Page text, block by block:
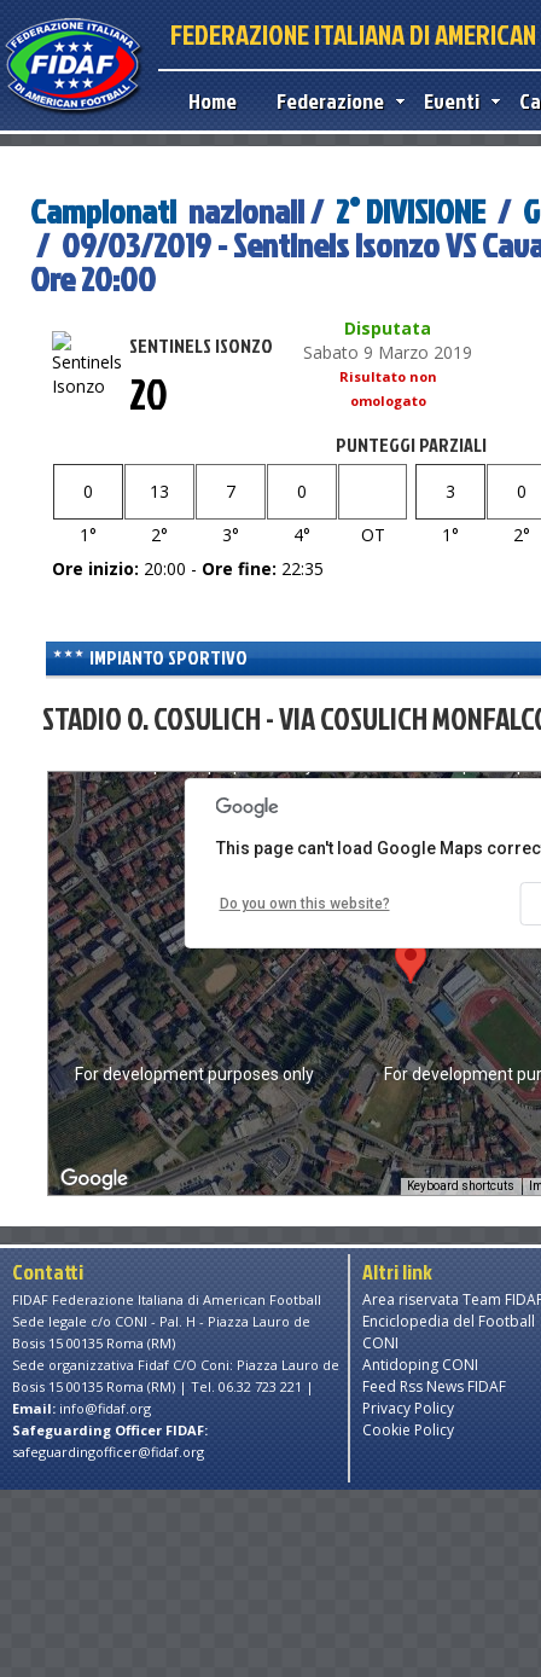
FEDERAZIONE ITALIANA DI
Home Federazione Eventi
Campionati nazionali / 2° DIVISIONE/
/ 09/03/2019 - Sentinels Isonzo VS
Ore 20:00
SENTINELS ISONZO
Disputata
Sabato 9 Marzo 2019
Risultato non
omologato
20
PUNTEGGI PARZIALI
0 13 7
0
1°
2° 3° 4° OT
3
0
1°
2°
Ore inizio: 20:00 - Ore fine: 22:35
IMPIANTO SPORTIVO
STADIO O. COSULICH - VIA COSULICH
For development purposes only For development
Keyboard shortcuts
This page can't load Google Maps
Do you own this website?
Contatti
FIDAF Federazione Italiana di American Football
Sede legale c/o CONI - Pal. H - Piazza Lauro de
Bosis 15 00135 Roma (RM)
Sede organizzativa Fidaf C/O Coni: Piazza Lauro de
Bosis 15 00135 Roma (RM) | Tel. 06.32 723 221 |
Email: info@fidaf.org
Safeguarding Officer FIDAF:
safeguardingofficer@fidaf.org
Altri link
Area riservata Team
Enciclopedia del Football
CONI
Antidoping CONI
Feed Rss News FIDAF
Privacy Policy
Cookie Policy